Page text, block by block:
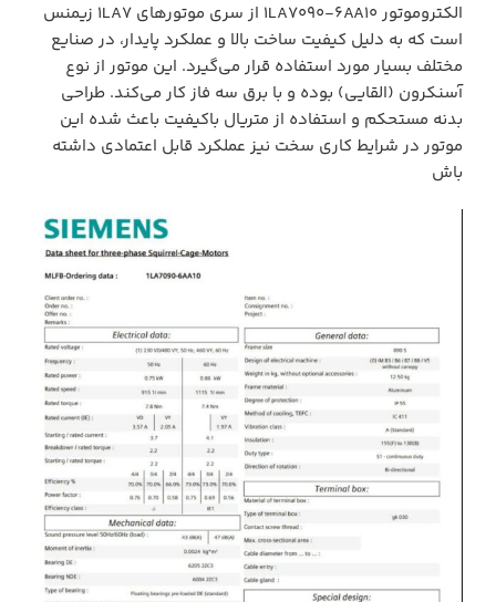
الکتروموتور 1LA7090-6AA10 از سری موتورهای 1LA7 زیمنس
است که به دلیل کیفیت ساخت بالا و عملکرد پایدار، در صنایع
مختلف بسیار مورد استفاده قرار می‌گیرد. این موتور از نوع
آسنکرون (القایی) بوده و با برق سه فاز کار می‌کند. طراحی
بدنه مستحکم و استفاده از متریال باکیفیت باعث شده این
موتور در شرایط کاری سخت نیز عملکرد قابل اعتمادی داشته
باش